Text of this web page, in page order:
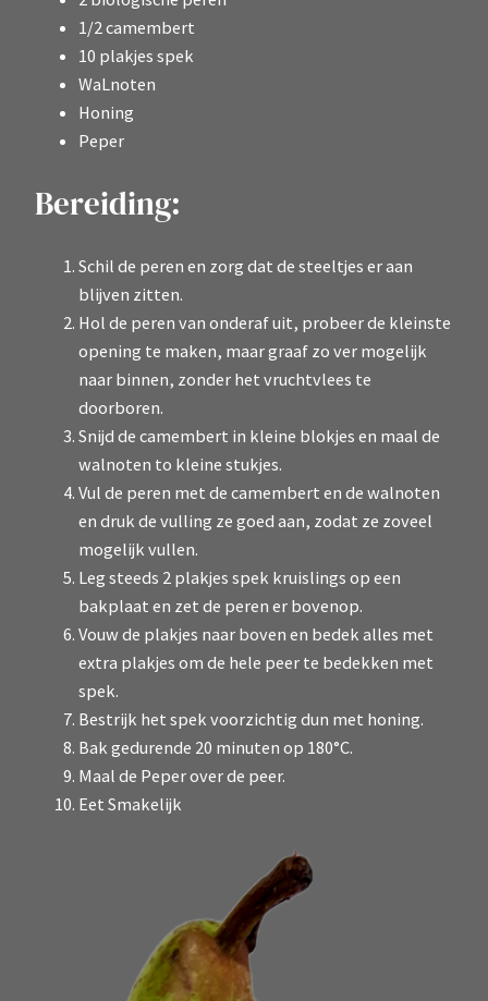
1/2 camembert
10 plakjes spek
WaLnoten
Honing
Peper
Bereiding:
Schil de peren en zorg dat de steeltjes er aan
blijven zitten.
Hol de peren van onderaf uit, probeer de kleinste
opening te maken, maar graaf zo ver mogelijk
naar binnen, zonder het vruchtvlees te
doorboren.
Snijd de camembert in kleine blokjes en maal de
walnoten to kleine stukjes.
Vul de peren met de camembert en de walnoten
en druk de vulling ze goed aan, zodat ze zoveel
mogelijk vullen.
Leg steeds 2 plakjes spek kruislings op een
bakplaat en zet de peren er bovenop.
Vouw de plakjes naar boven en bedek alles met
extra plakjes om de hele peer te bedekken met
spek.
Bestrijk het spek voorzichtig dun met honing.
Bak gedurende 20 minuten op 180°C.
Maal de Peper over de peer.
Eet Smakelijk